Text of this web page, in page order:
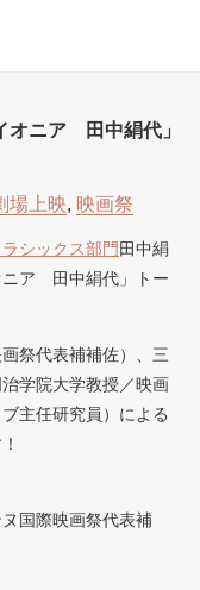
オニア 田中絹代」
場上映, 映画祭
シックス部門 田中絹
ニア 田中絹代」トー
祭代表補補佐）、三
学院大学教授／映画
主任研究員）による
国際映画祭代表補